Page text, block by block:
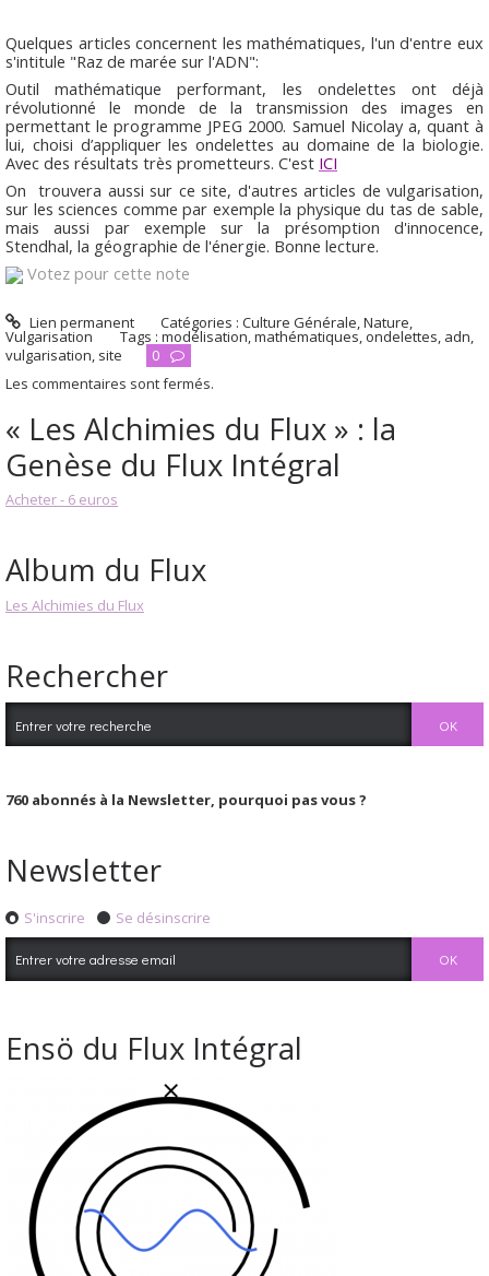
Quelques articles concernent les mathématiques, l'un d'entre eux
s'intitule "Raz de marée sur l'ADN":
Outil mathématique performant, les ondelettes ont déjà
révolutionné le monde de la transmission des images en
permettant le programme JPEG 2000. Samuel Nicolay a, quant à
lui, choisi d’appliquer les ondelettes au domaine de la biologie.
Avec des résultats très prometteurs. C'est ICI
On trouvera aussi sur ce site, d'autres articles de vulgarisation,
sur les sciences comme par exemple la physique du tas de sable,
mais aussi par exemple sur la présomption d'innocence,
Stendhal, la géographie de l'énergie. Bonne lecture.
Votez pour cette note
Lien permanent Catégories :Culture Générale,Nature,
Vulgarisation Tags : modélisation,mathématiques, ondelettes, adn,
vulgarisation, site
0
Les commentaires sont fermés.
« Les Alchimies du Flux » : la
Genèse du Flux Intégral
Acheter - 6 euros
Album du Flux
Les Alchimies du Flux
Rechercher
760 abonnés à la Newsletter, pourquoi pas vous ?
Newsletter
S'inscrire Se désinscrire
Ensö du Flux Intégral